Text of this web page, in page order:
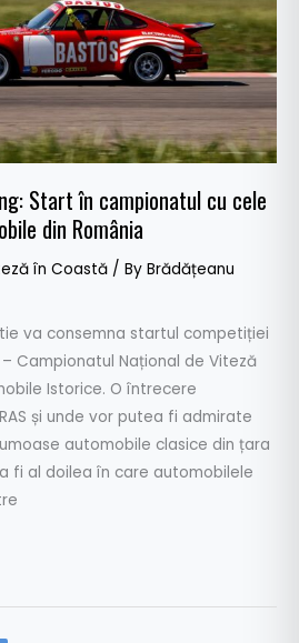
Start în campionatul cu cele
din România
în Coastă / By Brădățeanu
va consemna startul competiției
Campionatul Național de Viteză
Istorice. O întrecere
și unde vor putea fi admirate
automobile clasice din țara
fi al doilea în care automobilele